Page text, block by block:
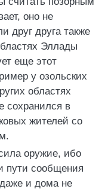
оно не
друг друга также
Эллады
еще этот
у озольских
областях
сохранился в
жителей со
оружие, ибо
пути сообщения
и дома не